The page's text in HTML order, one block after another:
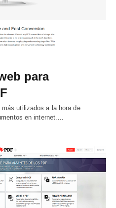
para
utilizados a la hora de
en internet.…